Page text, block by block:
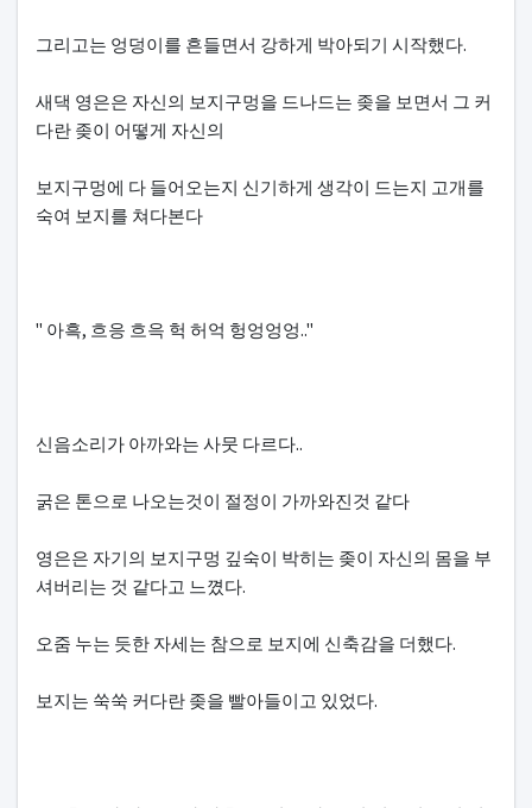
그리고는 엉덩이를 흔들면서 강하게 박아되기 시작했다.
새댁 영은은 자신의 보지구멍을 드나드는 좆을 보면서 그 커
다란 좆이 어떻게 자신의
보지구멍에 다 들어오는지 신기하게 생각이 드는지 고개를
숙여 보지를 쳐다본다
" 아흑, 흐응 흐윽 헉 허억 헝엉엉엉.."
신음소리가 아까와는 사뭇 다르다..
굵은 톤으로 나오는것이 절정이 가까와진것 같다
영은은 자기의 보지구멍 깊숙이 박히는 좆이 자신의 몸을 부
셔버리는 것 같다고 느꼈다.
오줌 누는 듯한 자세는 참으로 보지에 신축감을 더했다.
보지는 쑥쑥 커다란 좆을 빨아들이고 있었다.